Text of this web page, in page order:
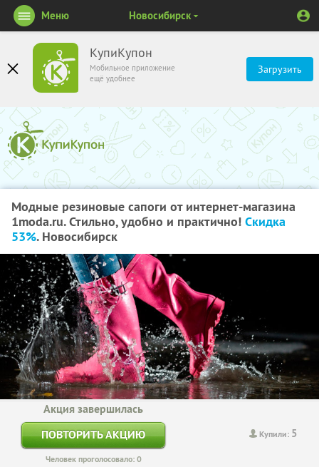
КупиКупон
Мобильное приложение
ещё удобнее
Загрузить
Меню Новосибирск
Модные резиновые сапоги от интернет-магазина
1moda.ru. Стильно, удобно и практично! Скидка
53%. Новосибирск
Купили: 5
Акция завершилась
ПОВТОРИТЬ АКЦИЮ
Человек проголосовало: 0